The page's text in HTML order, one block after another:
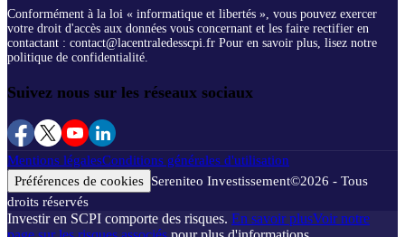
Conformément à la loi « informatique et libertés », vous pouvez exercer
votre droit d'accès aux données vous concernant et les faire rectifier en
contactant : contact@lacentraledesscpi.fr Pour en savoir plus, lisez notre
politique de confidentialité.
Suivez nous sur les réseaux sociaux
Mentions légalesConditions générales d'utilisation
Préférences de cookies Sereniteo Investissement©2026 - Tous
droits réservés
Investir en SCPI comporte des risques. En savoir plusVoir notre